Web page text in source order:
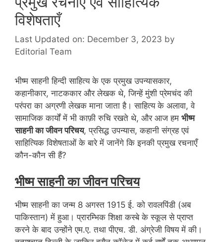
विशेषताएँ
Last Updated on: December 3, 2023 by
Editorial Team
भीष्म साहनी हिन्दी साहित्य के एक प्रमुख उपन्यासकार,
कहानीकार, नाटककार और लेखक थे, जिन्हें मुंशी प्रेमचंद की
परंपरा का अग्रणी लेखक माना जाता है। साहित्य के अलावा, वे
सामाजिक कार्यों में भी काफ़ी रुचि रखते थे, और आज हम भीष्म
साहनी का जीवन परिचय, प्रसिद्ध उपन्यास, कहानी संग्रह एवं
साहित्यिक विशेषताओं के बारे में जानेंगे कि इनकी प्रमुख रचनाएँ
कौन-कौन सी हैं?
भीष्म साहनी का जीवन परिचय
भीष्म साहनी का जन्म 8 अगस्त 1915 ई. को रावलपिंडी (अब
पाकिस्तान) में हुआ। प्रारम्भिक शिक्षा कस्बे के स्कूल से प्राप्त
करने के बाद उन्होंने एम.ए. तथा पीएच. डी. अंग्रेजी विषय में की।